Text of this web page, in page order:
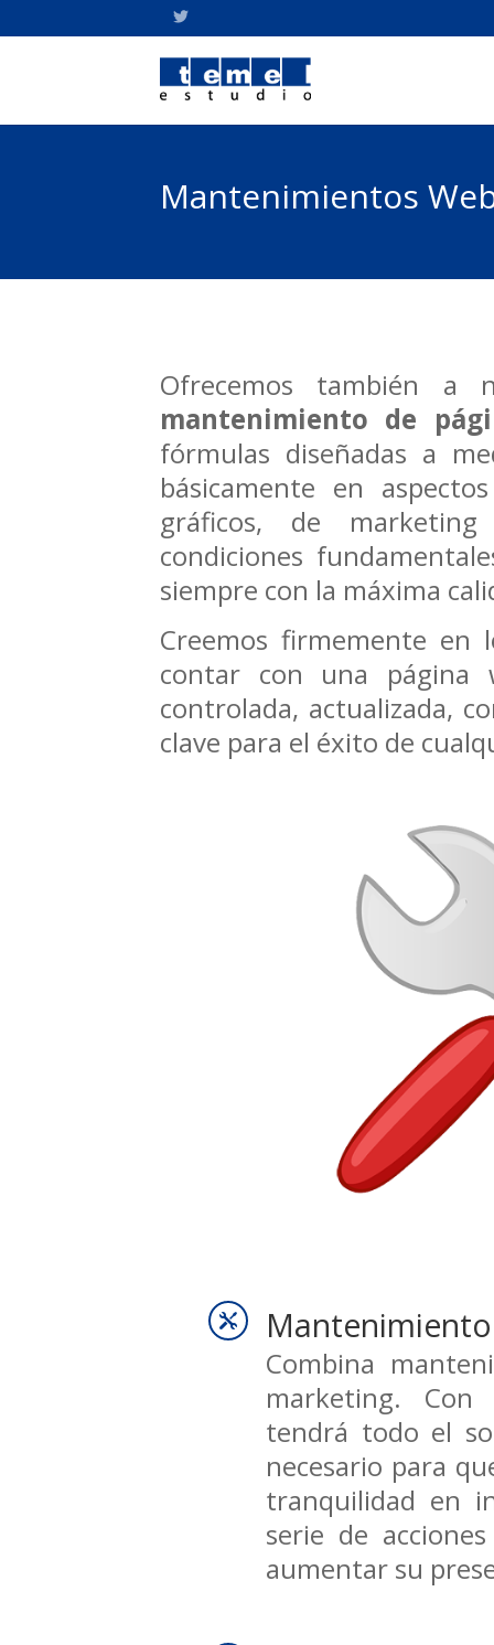
Mantenimientos
Ofrecemos también a
mantenimiento de
fórmulas diseñadas a
básicamente en
gráficos, de
condiciones
siempre con la máxima
Creemos firmemente en
contar con una página
controlada, actualizada,
clave para el éxito de

Combina
marketing. Con
tendrá todo el
necesario para
tranquilidad en
serie de
aumentar su